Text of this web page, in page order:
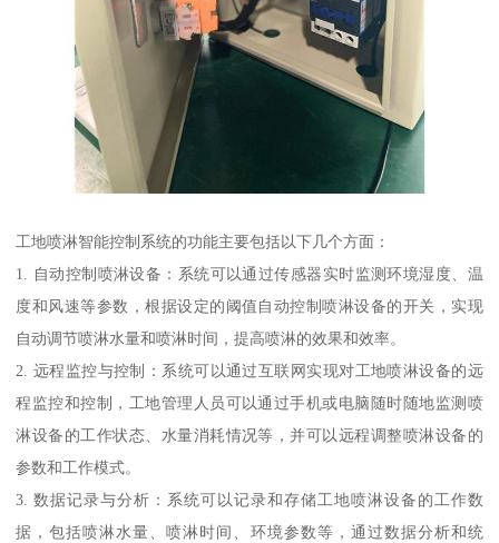
工地喷淋智能控制系统的功能主要包括以下几个方面：
1. 自动控制喷淋设备：系统可以通过传感器实时监测环境湿度、温
度和风速等参数，根据设定的阈值自动控制喷淋设备的开关，实现
自动调节喷淋水量和喷淋时间，提高喷淋的效果和效率。
2. 远程监控与控制：系统可以通过互联网实现对工地喷淋设备的远
程监控和控制，工地管理人员可以通过手机或电脑随时随地监测喷
淋设备的工作状态、水量消耗情况等，并可以远程调整喷淋设备的
参数和工作模式。
3. 数据记录与分析：系统可以记录和存储工地喷淋设备的工作数
据，包括喷淋水量、喷淋时间、环境参数等，通过数据分析和统